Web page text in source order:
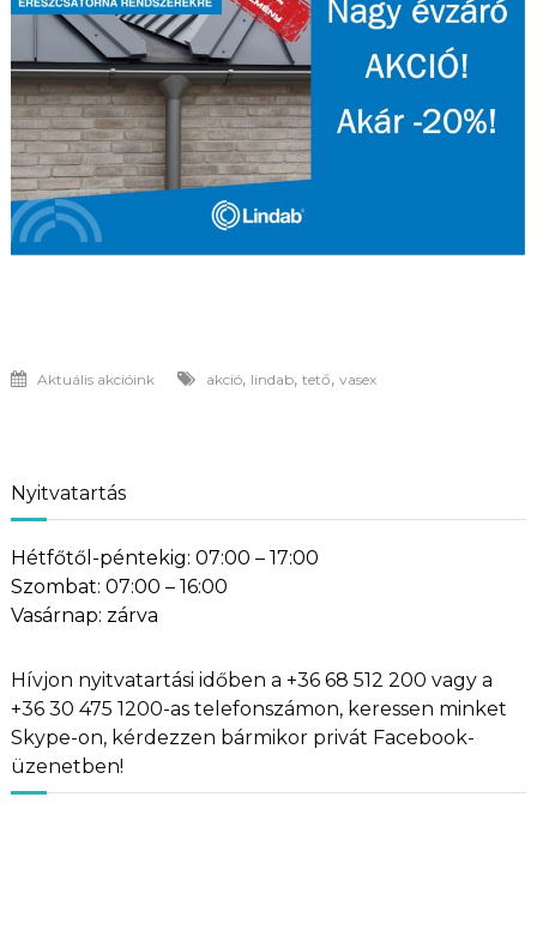
Aktuális akcióink akció, lindab, tető, vasex
Nyitvatartás
Hétfőtől-péntekig: 07:00 – 17:00
Szombat: 07:00 – 16:00
Vasárnap: zárva
Hívjon nyitvatartási időben a +36 68 512 200 vagy a
+36 30 475 1200-as telefonszámon, keressen minket
Skype-on, kérdezzen bármikor privát Facebook-
üzenetben!